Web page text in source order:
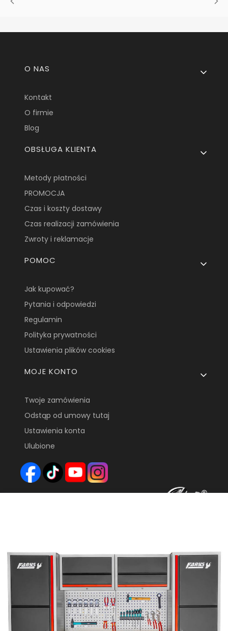
Linki w stopce
O NAS
Kontakt
O firmie
Blog
OBSŁUGA KLIENTA
Metody płatności
PROMOCJA
Czas i koszty dostawy
Czas realizacji zamówienia
Zwroty i reklamacje
POMOC
Jak kupować?
Pytania i odpowiedzi
Regulamin
Polityka prywatności
Ustawienia plików cookies
MOJE KONTO
Twoje zamówienia
Odstąp od umowy tutaj
Ustawienia konta
Ulubione
FHU FARYS
69-110 RZEPIN
EMAIL: FARYS7@TLEN.PL